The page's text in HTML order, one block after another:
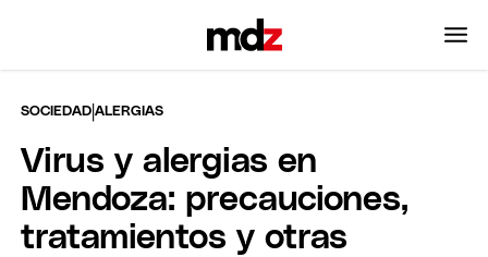
SOCIEDAD |ALERGIAS
Virus y alergias en
Mendoza: precauciones,
tratamientos y otras